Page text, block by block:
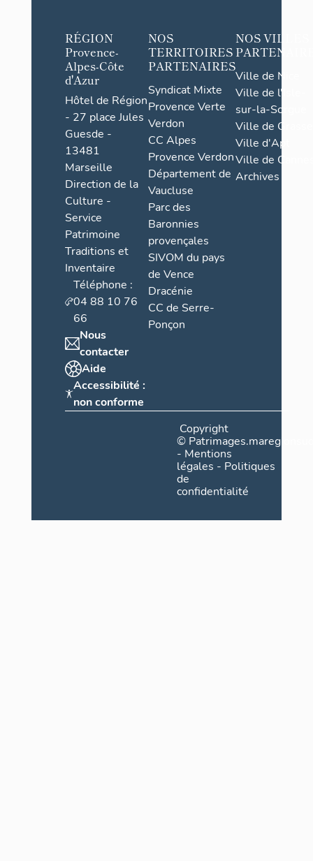
RÉGION
Provence-
Alpes-Côte
d'Azur
Hôtel de Région
- 27 place Jules
Guesde -
13481
Marseille
Direction de la
Culture -
Service
Patrimoine
Traditions et
Inventaire
Téléphone :
04 88 10 76
66
Nous
contacter
Aide
Accessibilité :
non conforme
NOS
TERRITOIRES
PARTENAIRES
Syndicat Mixte
Provence Verte
Verdon
CC Alpes
Provence Verdon
Département de
Vaucluse
Parc des
Baronnies
provençales
SIVOM du pays
de Vence
Dracénie
CC de Serre-
Ponçon
NOS VILLES
Ville de Nice
Ville de l'Isle-
sur-la-Sorgue
Ville de Grasse
Ville d'Apt
Ville de
Archives
Copyright
©
- Mentions
légales - Politiques
de
confidentialité